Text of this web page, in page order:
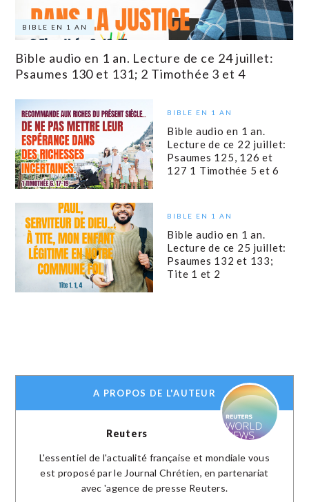
BIBLE EN 1 AN
Bible audio en 1 an. Lecture de ce 24 juillet:
Psaumes 130 et 131; 2 Timothée 3 et 4
BIBLE EN 1 AN
Bible audio en 1 an.
Lecture de ce 22 juillet:
Psaumes 125, 126 et
127 1 Timothée 5 et 6
BIBLE EN 1 AN
Bible audio en 1 an.
Lecture de ce 25 juillet:
Psaumes 132 et 133;
Tite 1 et 2
A PROPOS DE L'AUTEUR
Reuters
L'essentiel de l'actualité française et mondiale vous
est proposé par le Journal Chrétien, en partenariat
avec 'agence de presse Reuters.